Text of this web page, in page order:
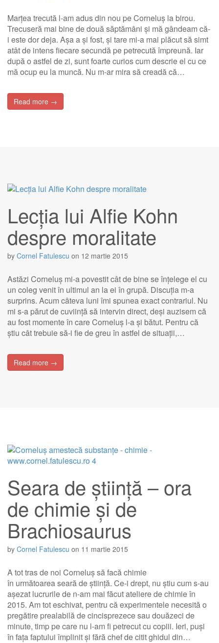
Marțea trecută l-am adus din nou pe Corneluș la birou.
Trecuseră mai bine de două săptămâni și mă gândeam că-
i este dor deja. Așa a și fost, și tare mi-a mai plăcut să simt
atât de intens fiecare secundă pe petrecută împreună. Iar
după o astfel de zi, sunt foarte curios cum descrie el cu ce
mă ocup eu la muncă. Nu m-ar mira să creadă că…
Read more →
Lecția lui Alfie Kohn
despre moralitate
by Cornel Fatulescu on 12 martie 2015
Astăzi Corneluș mi-a povestit cât de bine se înțelege el cu
un coleg venit în ultimul an la ei în grupă. Discuția m-a
surprins. Acum câteva luni îmi spunea exact contrariul. Nu
mi s-a părut de cuviință să intervin direct, deși auzisem că
au fost momente în care Corneluș l-a și bătut. Pentru că
știu cât trebuie să-i fie de greu în astfel de situații,…
Read more →
Seara de știință – ora
de chimie și de
Brachiosaurus
by Cornel Fatulescu on 11 martie 2015
A tot tras de noi Corneluș să facă chimie
în următoarea seară de știință. Ce-i drept, nu știu cum s-au
așezat lucrurile de n-am mai făcut ateliere de chimie în
2015. Am tot eschivat, pentru că experimentele necesită o
pregătire prealabilă de cincisprezece sau douăzeci de
minute, timp pe care nu l-am fi petrecut cu copiii. Ieri, puși
în fața faptului împlinit și fără chef de citit ghidul din…